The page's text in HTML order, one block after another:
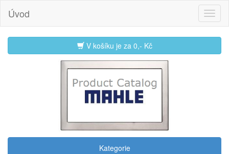
Úvod
V košíku je za 0,- Kč
Kategorie